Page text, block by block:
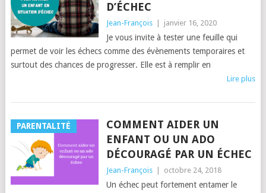
D’ÉCHEC
Jean-François janvier 16, 2020
Je vous invite à tester une feuille qui
permet de voir les échecs comme des évènements temporaires et
surtout des chances de progresser. Elle est à remplir en
Lire plus
PARENTALITÉ
COMMENT AIDER UN
ENFANT OU UN ADO
DÉCOURAGÉ PAR UN ÉCHEC
Jean-François octobre 24, 2018
Un échec peut fortement entamer le